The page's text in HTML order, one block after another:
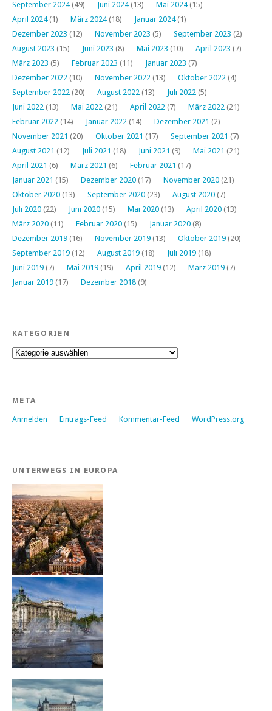
September 2024(49) Juni 2024(13) Mai 2024(15)
April 2024(1) März 2024(18) Januar 2024(1)
Dezember 2023 (12) November 2023 (5) September 2023 (2)
August 2023 (15) Juni 2023 (8) Mai 2023 (10) April 2023 (7)
März 2023 (5) Februar 2023 (11) Januar 2023 (7)
Dezember 2022 (10) November 2022 (13) Oktober 2022 (4)
September 2022 (20) August 2022 (13) Juli 2022 (5)
Juni 2022 (13) Mai 2022 (21) April 2022 (7) März 2022 (21)
Februar 2022 (14) Januar 2022 (14) Dezember 2021 (2)
November 2021 (20) Oktober 2021 (17) September 2021 (7)
August 2021 (12) Juli 2021 (18) Juni 2021 (9) Mai 2021 (21)
April 2021 (6) März 2021 (6) Februar 2021 (17)
Januar 2021 (15) Dezember 2020 (17) November 2020 (21)
Oktober 2020 (13) September 2020 (23) August 2020 (7)
Juli 2020 (22) Juni 2020 (15) Mai 2020 (13) April 2020 (13)
März 2020 (11) Februar 2020 (15) Januar 2020 (8)
Dezember 2019 (16) November 2019 (13) Oktober 2019 (20)
September 2019 (12) August 2019 (18) Juli 2019 (18)
Juni 2019 (7) Mai 2019 (19) April 2019 (12) März 2019 (7)
Januar 2019 (17) Dezember 2018 (9)
KATEGORIEN
Kategorien
META
Anmelden Eintrags-Feed Kommentar-Feed WordPress.org
UNTERWEGS IN EUROPA